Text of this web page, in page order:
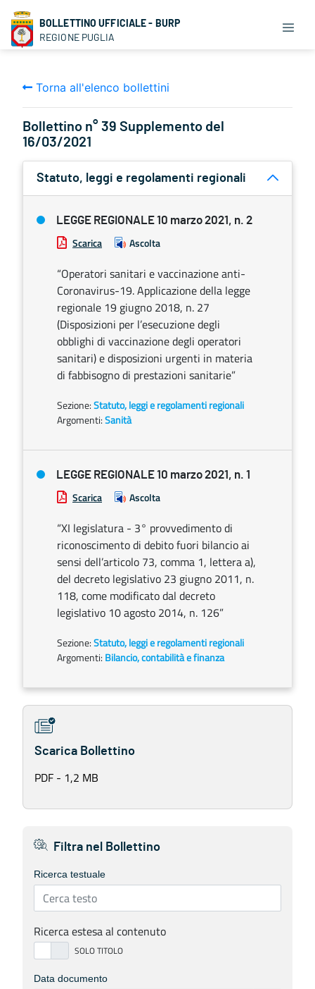
BOLLETTINO UFFICIALE - BURP
REGIONE PUGLIA
Torna all'elenco bollettini
Bollettino n° 39 Supplemento del
16/03/2021
Statuto, leggi e regolamenti regionali
LEGGE REGIONALE 10 marzo 2021, n. 2
Scarica Ascolta
“Operatori sanitari e vaccinazione anti-
Coronavirus-19. Applicazione della legge
regionale 19 giugno 2018, n. 27
(Disposizioni per l’esecuzione degli
obblighi di vaccinazione degli operatori
sanitari) e disposizioni urgenti in materia
di fabbisogno di prestazioni sanitarie”
Sezione:Statuto, leggi e regolamenti regionali
Argomenti:Sanità
LEGGE REGIONALE 10 marzo 2021, n. 1
Scarica Ascolta
“XI legislatura - 3° provvedimento di
riconoscimento di debito fuori bilancio ai
sensi dell’articolo 73, comma 1, lettera a),
del decreto legislativo 23 giugno 2011, n.
118, come modificato dal decreto
legislativo 10 agosto 2014, n. 126”
Sezione:Statuto, leggi e regolamenti regionali
Argomenti: Bilancio, contabilità e finanza
Scarica Bollettino
PDF - 1,2 MB
Filtra nel Bollettino
Ricerca testuale
Ricerca estesa al contenuto
Data documento